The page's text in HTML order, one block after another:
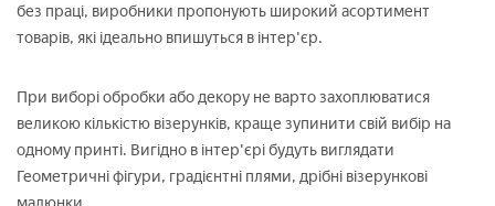
без праці, виробники пропонують широкий асортимент
товарів, які ідеально впишуться в інтер'єр.
При виборі обробки або декору не варто захоплюватися
великою кількістю візерунків, краще зупинити свій вибір на
одному принті. Вигідно в інтер'єрі будуть виглядати
Геометричні фігури, градієнтні плями, дрібні візерункові